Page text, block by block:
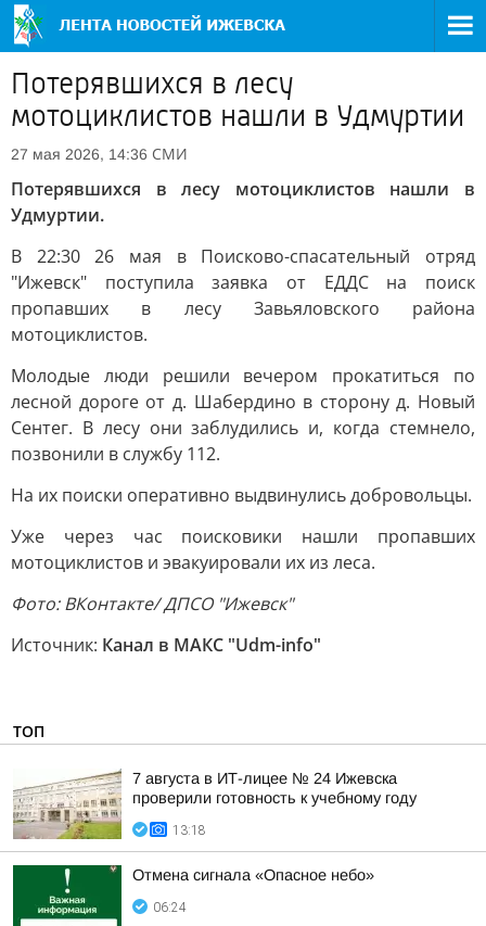
Потерявшихся в лесу
мотоциклистов нашли в Удмуртии
27 мая 2026, 14:36 СМИ
Потерявшихся в лесу мотоциклистов нашли в
Удмуртии.
В 22:30 26 мая в Поисково-спасательный отряд
"Ижевск" поступила заявка от ЕДДС на поиск
пропавших в лесу Завьяловского района
мотоциклистов.
Молодые люди решили вечером прокатиться по
лесной дороге от д. Шабердино в сторону д. Новый
Сентег. В лесу они заблудились и, когда стемнело,
позвонили в службу 112.
На их поиски оперативно выдвинулись добровольцы.
Уже через час поисковики нашли пропавших
мотоциклистов и эвакуировали их из леса.
Фото: ВКонтакте/ ДПСО "Ижевск"
Источник: Канал в МАКС "Udm-info"
ТОП
7 августа в ИТ-лицее № 24 Ижевска
проверили готовность к учебному году
13:18
Отмена сигнала «Опасное небо»
06:24